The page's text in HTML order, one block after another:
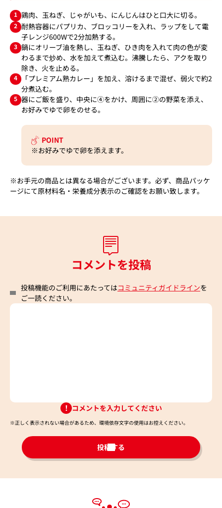
1 鶏肉、玉ねぎ、じゃがいも、にんじんはひと口大に切る。
2 耐熱容器にパプリカ、ブロッコリーを入れ、ラップをして電
子レンジ600Wで2分加熱する。
3 鍋にオリーブ油を熱し、玉ねぎ、ひき肉を入れて肉の色が変
わるまで炒め、水を加えて煮込む。沸騰したら、アクを取り
除き、火を止める。
4
「プレミアム熟カレー」を加え、溶けるまで混ぜ、弱火で約2
分煮込む。
5 器にご飯を盛り、中央に④をかけ、周囲に②の野菜を添え、
お好みでゆで卵をのせる。
POINT
※お好みでゆで卵を添えます。
※お手元の商品とは異なる場合がございます。必ず、商品パッケ
ージにて原材料名・栄養成分表示のご確認をお願い致します。
コメントを投稿
投稿機能のご利用にあたってはコミュニティガイドラインを
ご一読ください。
コメントを入力してください
※正しく表示されない場合があるため、環境依存文字の使用はお控えください。​
投稿する